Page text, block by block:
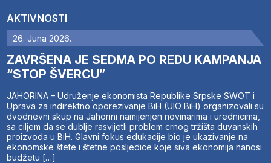
AKTIVNOSTI
26. Juna 2026.
ZAVRŠENA JE SEDMA PO REDU KAMPANJA
“STOP ŠVERCU”
JAHORINA – Udruženje ekonomista Republike Srpske SWOT i
Uprava za indirektno oporezivanje BiH (UIO BiH) organizovali su
dvodnevni skup na Jahorini namijenjen novinarima i urednicima,
sa ciljem da se dublje rasvijetli problem crnog tržišta duvanskih
proizvoda u BiH. Glavni fokus edukacije bio je ukazivanje na
ekonomske štete i štetne posljedice koje siva ekonomija nanosi
budžetu […]